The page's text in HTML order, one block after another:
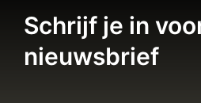
Schrijf je in
nieuwsbrief